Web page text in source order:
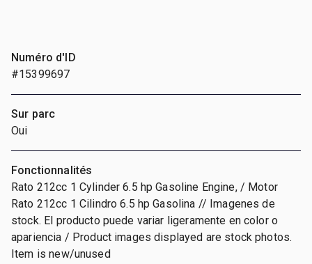
Numéro d'ID
#15399697
Sur parc
Oui
Fonctionnalités
Rato 212cc 1 Cylinder 6.5 hp Gasoline Engine, / Motor
Rato 212cc 1 Cilindro 6.5 hp Gasolina // Imagenes de
stock. El producto puede variar ligeramente en color o
apariencia / Product images displayed are stock photos.
Item is new/unused